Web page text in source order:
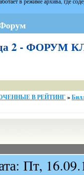
2 - ФОРУМ
В РЕЙТИНГ »
Пт,